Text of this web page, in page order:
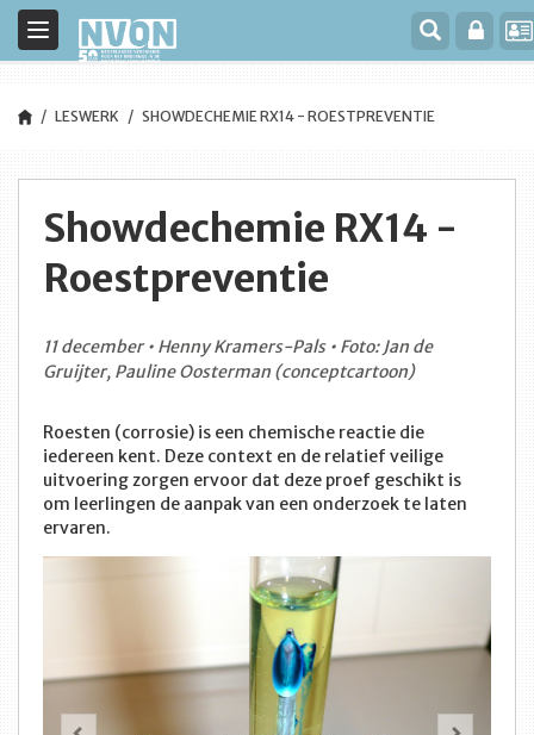
Toggle
navigation
LESWERK SHOWDECHEMIE RX14 - ROESTPREVENTIE
Showdechemie RX14 -
Roestpreventie
11 december • Henny Kramers-Pals • Foto: Jan de
Gruijter, Pauline Oosterman (conceptcartoon)
Roesten (corrosie) is een chemische reactie die
iedereen kent. Deze context en de relatief veilige
uitvoering zorgen ervoor dat deze proef geschikt is
om leerlingen de aanpak van een onderzoek te laten
ervaren.
Vorige